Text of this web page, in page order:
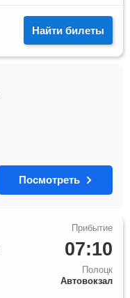
Найти билеты
Посмотреть
07:10
Полоцк
Автовокзал